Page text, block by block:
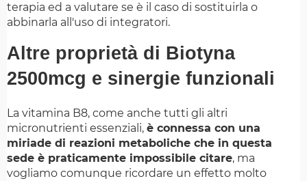
terapia ed a valutare se è il caso di sostituirla o
abbinarla all'uso di integratori.
Altre proprietà di Biotyna
2500mcg e sinergie funzionali
La vitamina B8, come anche tutti gli altri
micronutrienti essenziali, è connessa con una
miriade di reazioni metaboliche che in questa
sede è praticamente impossibile citare, ma
vogliamo comunque ricordare un effetto molto